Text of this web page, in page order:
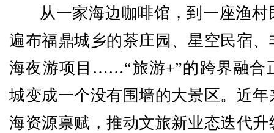
从一家海边咖啡馆，到一座渔
遍布福鼎城乡的茶庄园、星空民宿
海夜游项目……“旅游+”的跨界融合
城变成一个没有围墙的大景区。近
海资源禀赋，推动文旅新业态迭代